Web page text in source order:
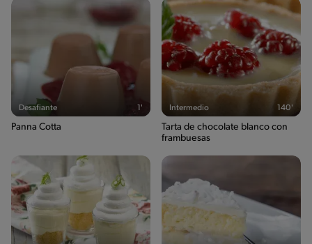
Desafiante 1'
Panna Cotta
Intermedio 140'
Tarta de chocolate blanco con
frambuesas